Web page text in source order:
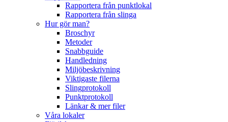
Rapportera från punktlokal
Rapportera från slinga
Hur gör man?
Broschyr
Metoder
Snabbguide
Handledning
Miljöbeskrivning
Viktigaste filerna
Slingprotokoll
Punktprotokoll
Länkar & mer filer
Våra lokaler